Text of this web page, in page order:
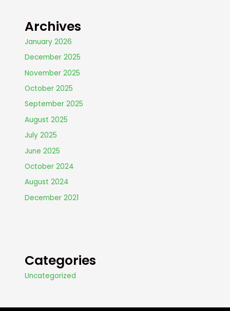
Archives
January 2026
December 2025
November 2025
October 2025
September 2025
August 2025
July 2025
June 2025
October 2024
August 2024
December 2021
Categories
Uncategorized